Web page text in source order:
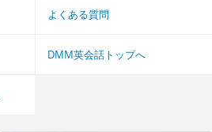
よくある質問
DMM英会話トップへ